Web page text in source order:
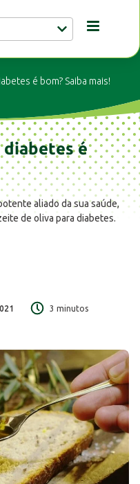
é bom? Saiba mais!
é
aliado da sua saúde,
de oliva para diabetes.
3 minutos